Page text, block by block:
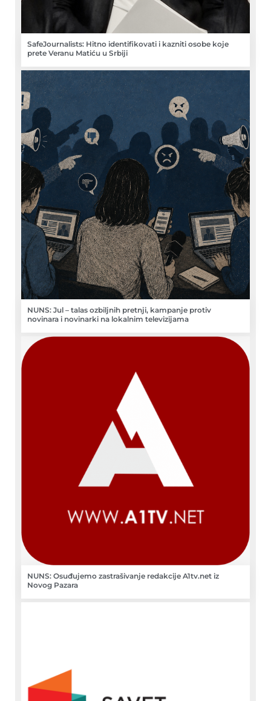
SafeJournalists: Hitno identifikovati i kazniti osobe koje
prete Veranu Matiću u Srbiji
NUNS: Jul – talas ozbiljnih pretnji, kampanje protiv
novinara i novinarki na lokalnim televizijama
NUNS: Osuđujemo zastrašivanje redakcije A1tv.net iz
Novog Pazara